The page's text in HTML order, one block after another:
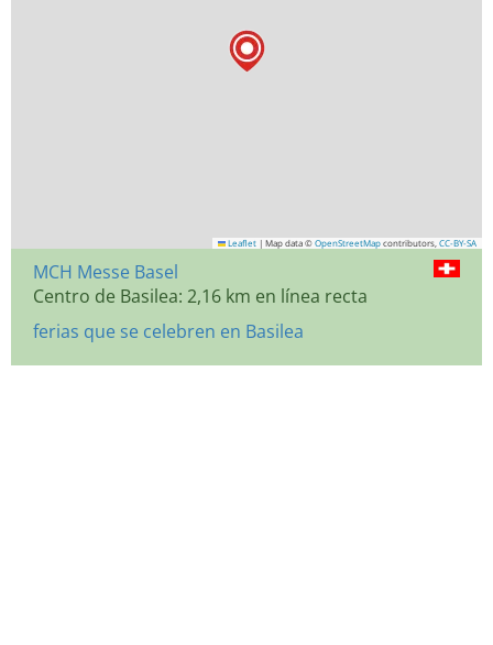
Leaflet | Map data © OpenStreetMap contributors, CC-BY-SA
MCH Messe Basel
Centro de Basilea: 2,16 km en línea recta
ferias que se celebren en Basilea